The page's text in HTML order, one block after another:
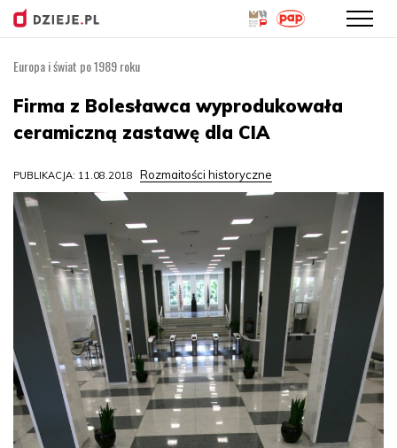
treści
Europa i świat po 1989 roku
Firma z Bolesławca wyprodukowała
ceramiczną zastawę dla CIA
PUBLIKACJA: 11.08.2018 Rozmaitości historyczne